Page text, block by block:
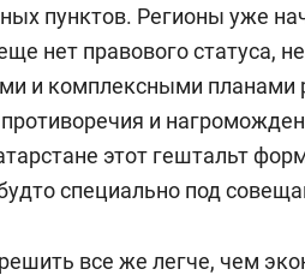
пунктов. Регионы уже
нет правового статуса,
и комплексными планами
противоречия и
этот гештальт
специально под
все же легче, чем